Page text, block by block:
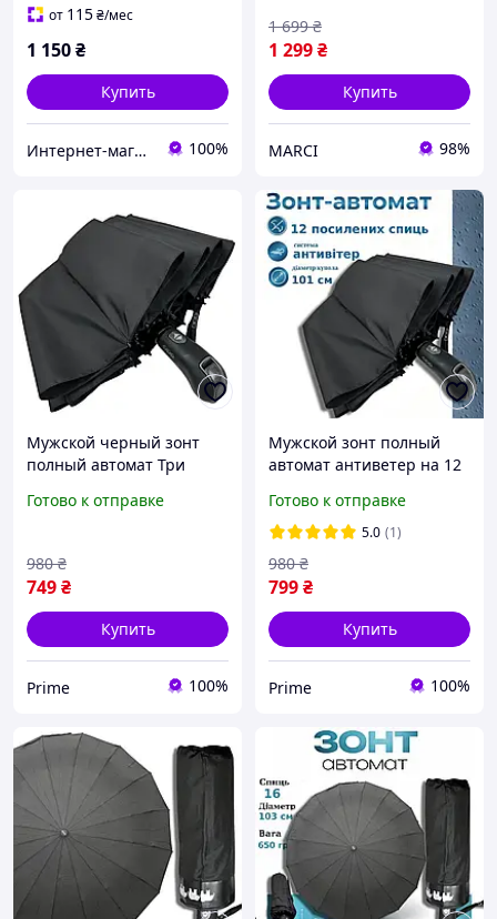
от 115₴/мес
1 150₴
Купить
Интернет-магазин зонтов. Зонты Zest. Зонты Trust. Зонты Doppler. Зонты Pierre Cardin. 100%
1 299₴
1 699 ₴
Купить
MARCI 98%
Мужской черный зонт
полный автомат Три
тройных спиц 07563-1
Готово к отправке
749₴
980 ₴
Купить
Prime 100%
Мужской зонт полный
автомат антиветер на 12
черный (07563-1) prime
Готово к отправке
5.0 (1)
799₴
980 ₴
Купить
Prime 100%